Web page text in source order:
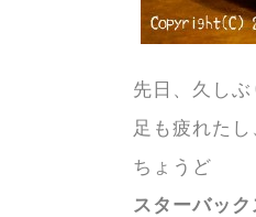
先日、久し
足も疲れた
ちょうど
スターバッ